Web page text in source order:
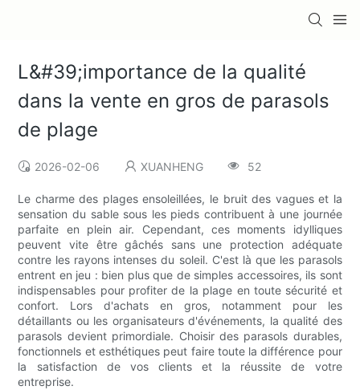
L&#39;importance de la qualité
dans la vente en gros de parasols
de plage
2026-02-06 XUANHENG 52
Le charme des plages ensoleillées, le bruit des vagues et la
sensation du sable sous les pieds contribuent à une journée
parfaite en plein air. Cependant, ces moments idylliques
peuvent vite être gâchés sans une protection adéquate
contre les rayons intenses du soleil. C'est là que les parasols
entrent en jeu : bien plus que de simples accessoires, ils sont
indispensables pour profiter de la plage en toute sécurité et
confort. Lors d'achats en gros, notamment pour les
détaillants ou les organisateurs d'événements, la qualité des
parasols devient primordiale. Choisir des parasols durables,
fonctionnels et esthétiques peut faire toute la différence pour
la satisfaction de vos clients et la réussite de votre
entreprise.